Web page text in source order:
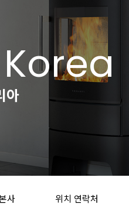
아
사 위치 연락처